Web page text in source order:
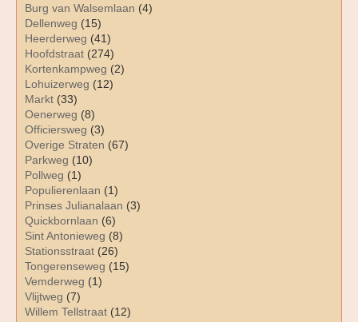
Burg van Walsemlaan (4)
Dellenweg (15)
Heerderweg (41)
Hoofdstraat (274)
Kortenkampweg (2)
Lohuizerweg (12)
Markt (33)
Oenerweg (8)
Officiersweg (3)
Overige Straten (67)
Parkweg (10)
Pollweg (1)
Populierenlaan (1)
Prinses Julianalaan (3)
Quickbornlaan (6)
Sint Antonieweg (8)
Stationsstraat (26)
Tongerenseweg (15)
Vemderweg (1)
Vlijtweg (7)
Willem Tellstraat (12)